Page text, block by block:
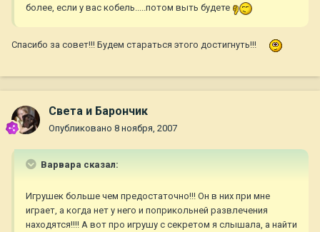
более, если у вас кобель.....потом выть будете
Спасибо за совет!!! Будем стараться этого достигнуть!!!
Света и Барончик
Опубликовано 8 ноября, 2007
Варвара сказал:
Игрушек больше чем предостаточно!!! Он в них при мне
играет, а когда нет у него и поприкольней развлечения
находятся!!!! А вот про игрушу с секретом я слышала, а найти